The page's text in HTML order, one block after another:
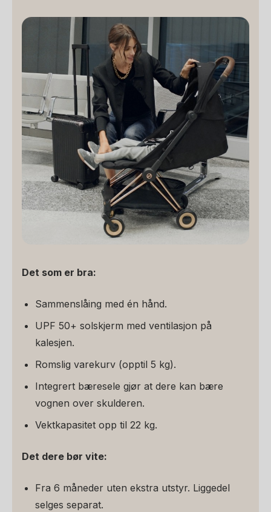
Det som er bra:
Sammenslåing med én hånd.
UPF 50+ solskjerm med ventilasjon på
kalesjen.
Romslig varekurv (opptil 5 kg).
Integrert bæresele gjør at dere kan bære
vognen over skulderen.
Vektkapasitet opp til 22 kg.
Det dere bør vite:
Fra 6 måneder uten ekstra utstyr. Liggedel
selges separat.